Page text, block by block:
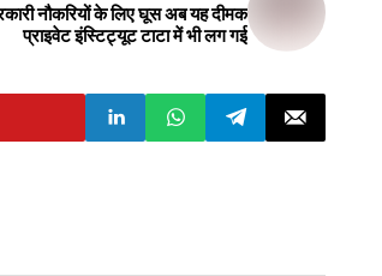
नौकरियों के लिए घूस अब यह दीमक
प्राइवेट इंस्टिट्यूट टाटा में भी लग गई